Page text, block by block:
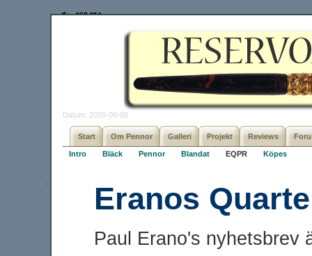
Datum: 2026-08-08
Start Om Pennor Galleri Projekt Reviews
Intro Bläck Pennor Blandat EQPR Köpes
Eranos
Paul Erano's nyhetsbrev